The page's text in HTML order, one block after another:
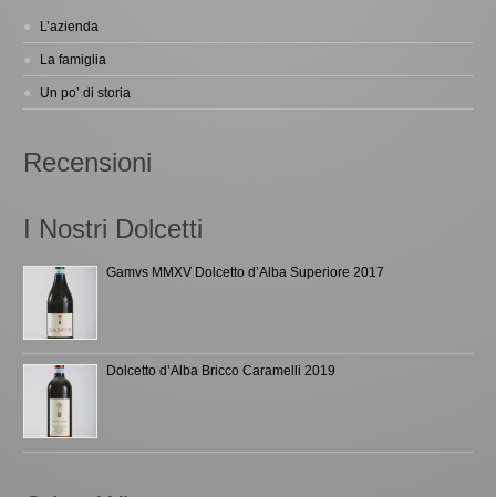
L’azienda
La famiglia
Un po’ di storia
Recensioni
I Nostri Dolcetti
Gamvs MMXV Dolcetto d’Alba Superiore 2017
Dolcetto d’Alba Bricco Caramelli 2019